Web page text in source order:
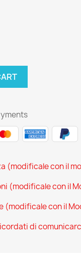
(modificale con il
(modificale con il
(modificale con il
di comunicarci